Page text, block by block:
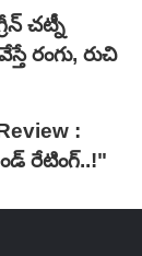
చట్నీ
రంగు, రుచి
:
రేటింగ్‌..!"